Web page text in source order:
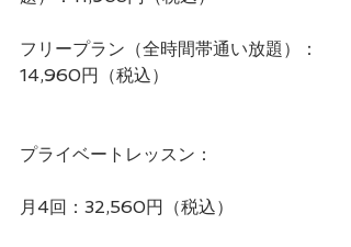
フリープラン（全時間帯通い放題）：
14,960円（税込）
プライベートレッスン：
月4回：32,560円（税込）